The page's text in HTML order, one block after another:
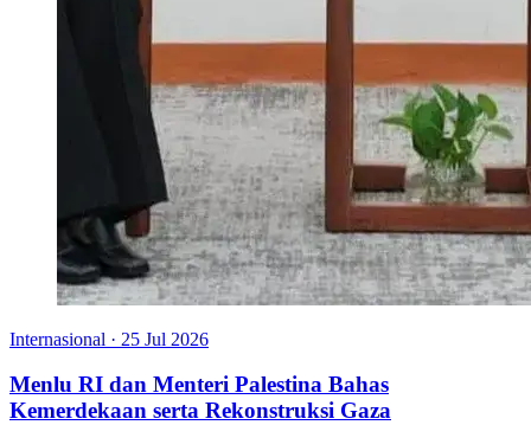
Internasional · 25 Jul 2026
Menlu RI dan Menteri Palestina Bahas
Kemerdekaan serta Rekonstruksi Gaza